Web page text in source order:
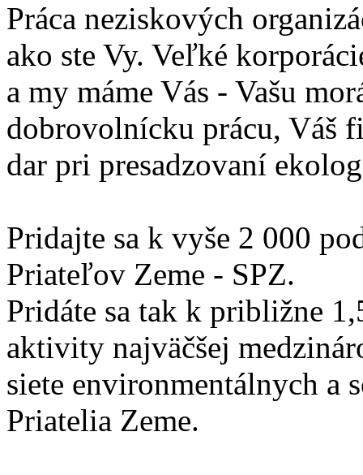
Práca neziskových
ako ste Vy. Veľké
a my máme Vás - Vašu
dobrovolnícku prácu, Váš
dar pri presadzovaní
Pridajte sa k vyše 2 000
Priateľov Zeme - SPZ.
Pridáte sa tak k približne
aktivity najväčšej
siete environmentálnych a
Priatelia Zeme.